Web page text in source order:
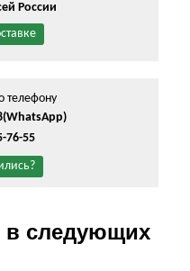
России
телефону
(WhatsApp)
76-55
в следующих